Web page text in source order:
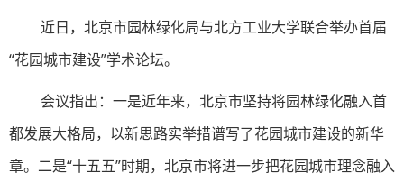
近日，北京市园林绿化局与北方工业大学联合举办首届
“花园城市建设”学术论坛。
会议指出：一是近年来， 北京市坚持将园林绿化融入首
都发展大格局，以新思路实举措谱写了花园城市建设的新华
章。二是“十五五”时期， 北京市将进一步把花园城市理念融入